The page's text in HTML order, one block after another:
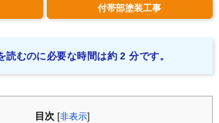
付帯部塗装工事
読むのに必要な時間は約 2 分です。
目次 [非表示